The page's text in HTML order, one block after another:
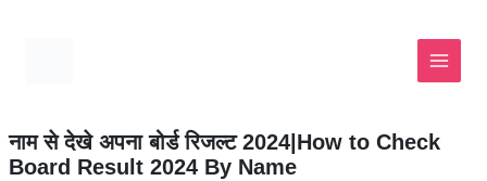
नाम से देखे अपना बोर्ड रिजल्ट 2024|How to Check
Board Result 2024 By Name